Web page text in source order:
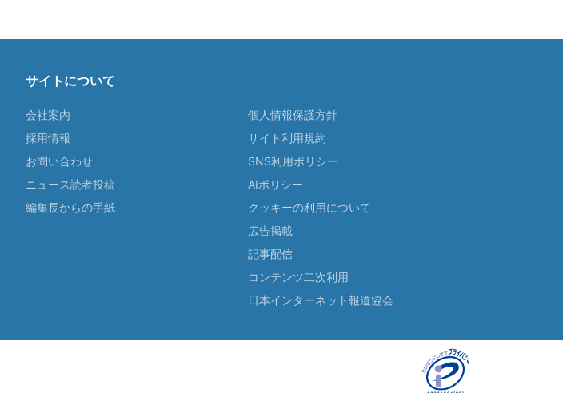
サイトについて
会社案内
採用情報
お問い合わせ
ニュース読者投稿
編集長からの手紙
個人情報保護方針
サイト利用規約
SNS利用ポリシー
AIポリシー
クッキーの利用について
広告掲載
記事配信
コンテンツ二次利用
日本インターネット報道協会